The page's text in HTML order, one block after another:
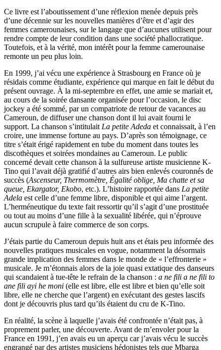
Ce livre est l’aboutissement d’une réflexion menée depuis près
d’une décennie sur les nouvelles manières d’être et d’agir des
femmes camerounaises, sur le langage que d’aucunes utilisent pour
rendre compte de leur condition dans une société phallocratique.
Toutefois, et à la vérité, mon intérêt pour la femme camerounaise
remonte un peu plus loin.
En 1999, j’ai vécu une expérience à Strasbourg en France où je
résidais comme étudiante, expérience qui marque en fait le début du
présent ouvrage. À la mi-septembre en effet, une amie se mariait et,
au cours de la soirée dansante organisée pour l’occasion, le disc
jockey a été sommé, par un compatriote de retour de vacances au
Cameroun, de diffuser une chanson dont il lui avait fourni le
support. La chanson s’intitulait La petite Adeda et connaissait, à l’en
croire, une immense fortune au pays. D’après son témoignage, ce
titre s’était érigé rapidement en tube du moment dans toutes les
discothèques et soirées mondaines au Cameroun. Le public
concerné devait cette chanson à la sulfureuse artiste musicienne K-
Tino qui l’avait déjà gratifié d’autres airs bien enlevés couronnés de
succès (Ascenseur, Thermomètre, Égalité oblige, Ma chatte et sa
queue, Ekargator, Ekobo, etc.). L’histoire rapportée dans La petite
Adela est celle d’une femme libre, disponible et qui aime l’argent.
L’herméneutique du texte fait ressortir qu’il s’agit d’une prostituée
ou tout au moins d’une fille à la sexualité libérée, qui n’éprouve
aucun scrupule à faire commerce de son corps.
J’étais partie du Cameroun depuis huit ans et étais peu informée des
nouvelles pratiques musicales en vogue, notamment la désormais
grande implication des femmes dans le monde de « l’effronterie »
musicale. Je m’étonnais alors de la joie quasi extatique des danseurs
qui scandaient à tue-tête le refrain de la chanson : a ne fili a ne fili to
ane fili ayi he moni (elle est libre, elle est libre et bien qu’elle soit
libre, elle ne cherche que l’argent) en exécutant des gestes lascifs
dont je découvris plus tard qu’ils étaient du cru de K-Tino.
En réalité, la scène à laquelle j’avais été confrontée n’était pas, à
proprement parler, une découverte. Avant de m’envoler pour la
France en 1991, j’en avais eu un aperçu car j’avais vécu le succès
engrangé par des artistes musiciens hédonistes tels que Mbarga